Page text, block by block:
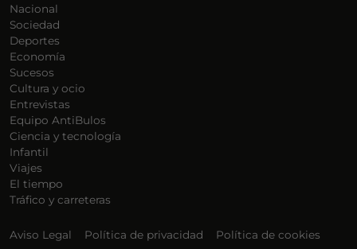
Nacional
Sociedad
Deportes
Economía
Sucesos
Cultura y ocio
Entrevistas
Equipo AntiBulos
Ciencia y tecnología
Infantil
Viajes
El tiempo
Tráfico y carreteras
Aviso Legal Política de privacidad Política de cookies